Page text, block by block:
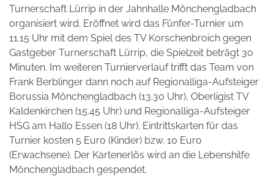
Turnerschaft Lürrip in der Jahnhalle Mönchengladbach
organisiert wird. Eröffnet wird das Fünfer-Turnier um
11.15 Uhr mit dem Spiel des TV Korschenbroich gegen
Gastgeber Turnerschaft Lürrip, die Spielzeit beträgt 30
Minuten. Im weiteren Turnierverlauf trifft das Team von
Frank Berblinger dann noch auf Regionalliga-Aufsteiger
Borussia Mönchengladbach (13.30 Uhr), Oberligist TV
Kaldenkirchen (15.45 Uhr) und Regionalliga-Aufsteiger
HSG am Hallo Essen (18 Uhr). Eintrittskarten für das
Turnier kosten 5 Euro (Kinder) bzw. 10 Euro
(Erwachsene). Der Kartenerlös wird an die Lebenshilfe
Mönchengladbach gespendet.